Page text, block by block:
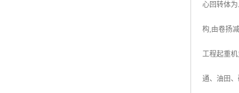
心回转体
构,由卷扬
工程起重
通、油田